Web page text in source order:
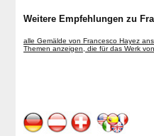
Weitere Empfehlungen zu
alle Gemälde von Francesco Hayez
Themen anzeigen, die für das Werk